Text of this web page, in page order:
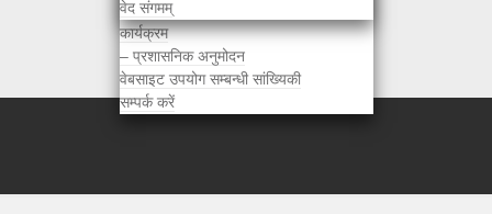
वेद संगमम्
अभिस्वीकृति / प्राप्ति सूचना
कार्यक्रम
– प्रशासनिक अनुमोदन
वेबसाइट उपयोग सम्बन्धी सांख्यिकी
सम्पर्क करें